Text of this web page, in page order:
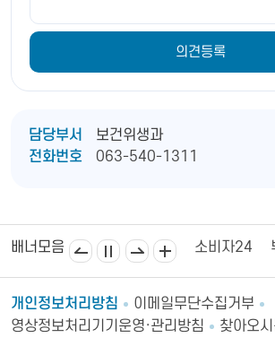
담당부서
보건위생과
전화번호
063-540-1311
배너모음
제상공회의소 김제시의회 소비자24
개인정보처리방침
이메일무단수집거부
영상정보처리기기운영·관리방침
찾아오